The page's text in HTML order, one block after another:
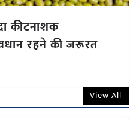
कीटनाशक
रहने की जरूरत
View All